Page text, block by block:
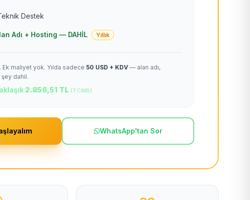
Destek
Adı + Hosting — DAHİL Yıllık
Ek maliyet yok. Yılda sadece 50 USD + KDV — alan adı,
dahil.
2.856,51 TL (TCMB)
WhatsApp'tan Sor